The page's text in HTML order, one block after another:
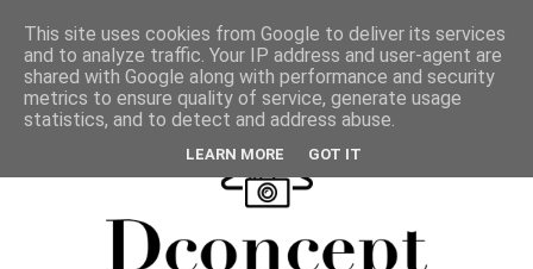
This site uses cookies from Google to deliver its services
and to analyze traffic. Your IP address and user-agent are
shared with Google along with performance and security
metrics to ensure quality of service, generate usage
statistics, and to detect and address abuse.
LEARN MORE GOT IT